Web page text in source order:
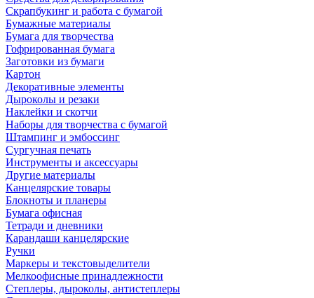
Скрапбукинг и работа с бумагой
Бумажные материалы
Бумага для творчества
Гофрированная бумага
Заготовки из бумаги
Картон
Декоративные элементы
Дыроколы и резаки
Наклейки и скотчи
Наборы для творчества с бумагой
Штампинг и эмбоссинг
Сургучная печать
Инструменты и аксессуары
Другие материалы
Канцелярские товары
Блокноты и планеры
Бумага офисная
Тетради и дневники
Карандаши канцелярские
Ручки
Маркеры и текстовыделители
Мелкоофисные принадлежности
Степлеры, дыроколы, антистеплеры